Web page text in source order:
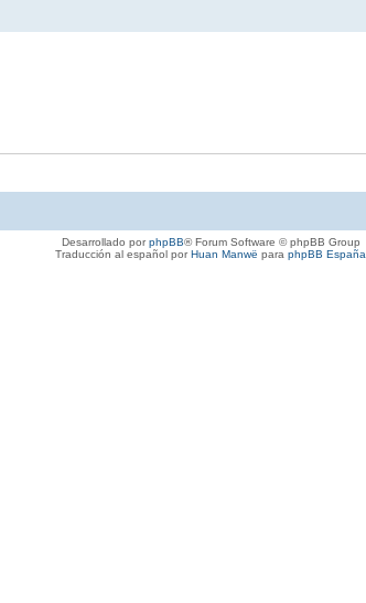
Desarrollado porphpBB® Forum Software © phpBB Group
Traducción al español porHuan Manwë para phpBB España